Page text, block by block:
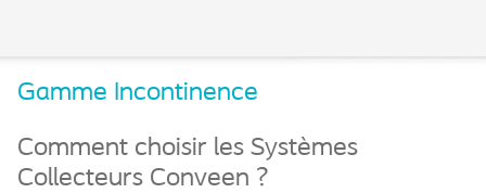
Gamme Incontinence
Comment choisir les Systèmes
Collecteurs Conveen ?